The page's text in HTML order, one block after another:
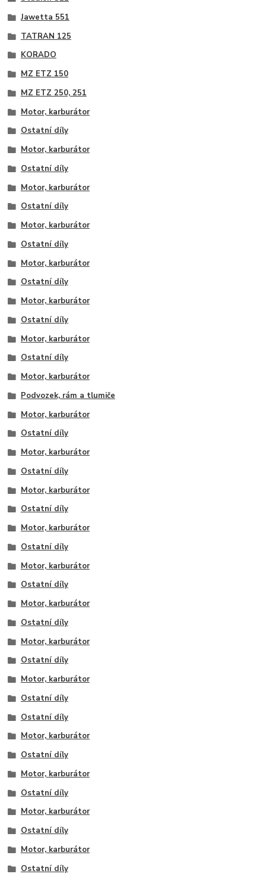
Jawetta 551
TATRAN 125
KORADO
MZ ETZ 150
MZ ETZ 250, 251
Motor, karburátor
Ostatní díly
Motor, karburátor
Ostatní díly
Motor, karburátor
Ostatní díly
Motor, karburátor
Ostatní díly
Motor, karburátor
Ostatní díly
Motor, karburátor
Ostatní díly
Motor, karburátor
Ostatní díly
Motor, karburátor
Podvozek, rám a tlumiče
Motor, karburátor
Ostatní díly
Motor, karburátor
Ostatní díly
Motor, karburátor
Ostatní díly
Motor, karburátor
Ostatní díly
Motor, karburátor
Ostatní díly
Motor, karburátor
Ostatní díly
Motor, karburátor
Ostatní díly
Motor, karburátor
Ostatní díly
Ostatní díly
Motor, karburátor
Ostatní díly
Motor, karburátor
Ostatní díly
Motor, karburátor
Ostatní díly
Motor, karburátor
Ostatní díly